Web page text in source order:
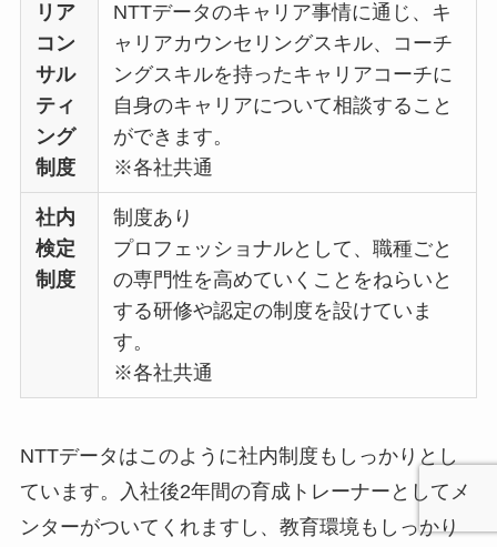
リア
コン
サル
ティ
ング
制度
NTTデータのキャリア事情に通じ、キ
ャリアカウンセリングスキル、コーチ
ングスキルを持ったキャリアコーチに
自身のキャリアについて相談すること
ができます。
※各社共通
社内
検定
制度
制度あり
プロフェッショナルとして、職種ごと
の専門性を高めていくことをねらいと
する研修や認定の制度を設けていま
す。
※各社共通
NTTデータはこのように社内制度もしっかりとし
ています。入社後2年間の育成トレーナーとしてメ
ンターがついてくれますし、教育環境もしっかり